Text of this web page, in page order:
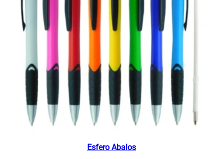
Esfero Abalos